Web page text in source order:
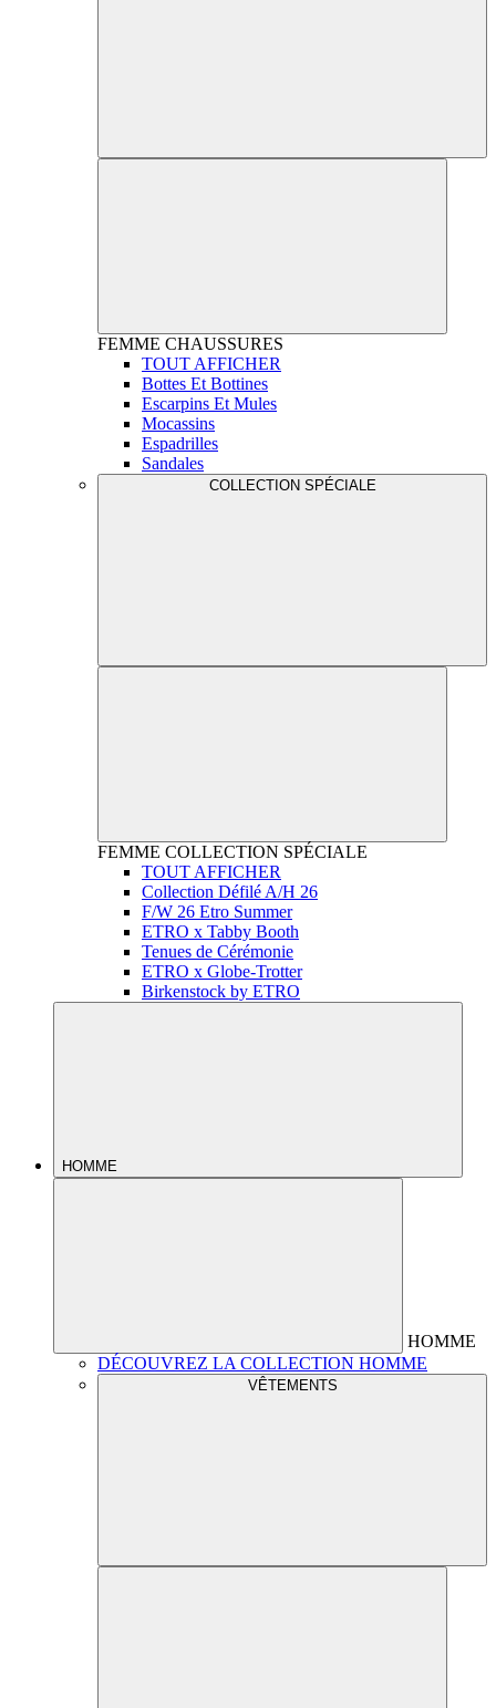
FEMME CHAUSSURES
TOUT AFFICHER
Bottes Et Bottines
Escarpins Et Mules
Mocassins
Espadrilles
Sandales
COLLECTION SPÉCIALE
FEMME COLLECTION SPÉCIALE
TOUT AFFICHER
Collection Défilé A/H 26
F/W 26 Etro Summer
ETRO x Tabby Booth
Tenues de Cérémonie
ETRO x Globe-Trotter
Birkenstock by ETRO
HOMME
HOMME
DÉCOUVREZ LA COLLECTION HOMME
VÊTEMENTS